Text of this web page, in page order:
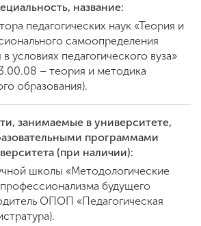
об
CHI
20
название:
педагогических наук «Теория и
самоопределения
условиях педагогического вуза»
– теория и методика
образования).
занимаемые в университете,
программами
(при наличии):
школы «Методологические
будущего
ОПОП «Педагогическая